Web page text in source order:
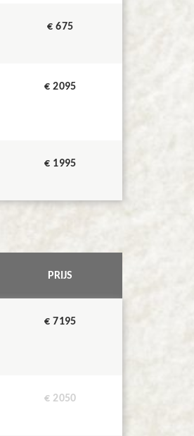
€ 675
€ 2095
€ 1995
PRIJS
€ 7195
€ 2050